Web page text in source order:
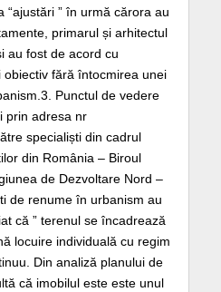
“ajustări ” în urmă cărora au
primarul și arhitectul
au fost de acord cu
fără întocmirea unei
Punctul de vedere
prin adresa nr
specialiști din cadrul
din România – Biroul
de Dezvoltare Nord –
de renume în urbanism au
că ” terenul se încadrează
locuire individuală cu regim
Din analiză planului de
că imobilul este este unul